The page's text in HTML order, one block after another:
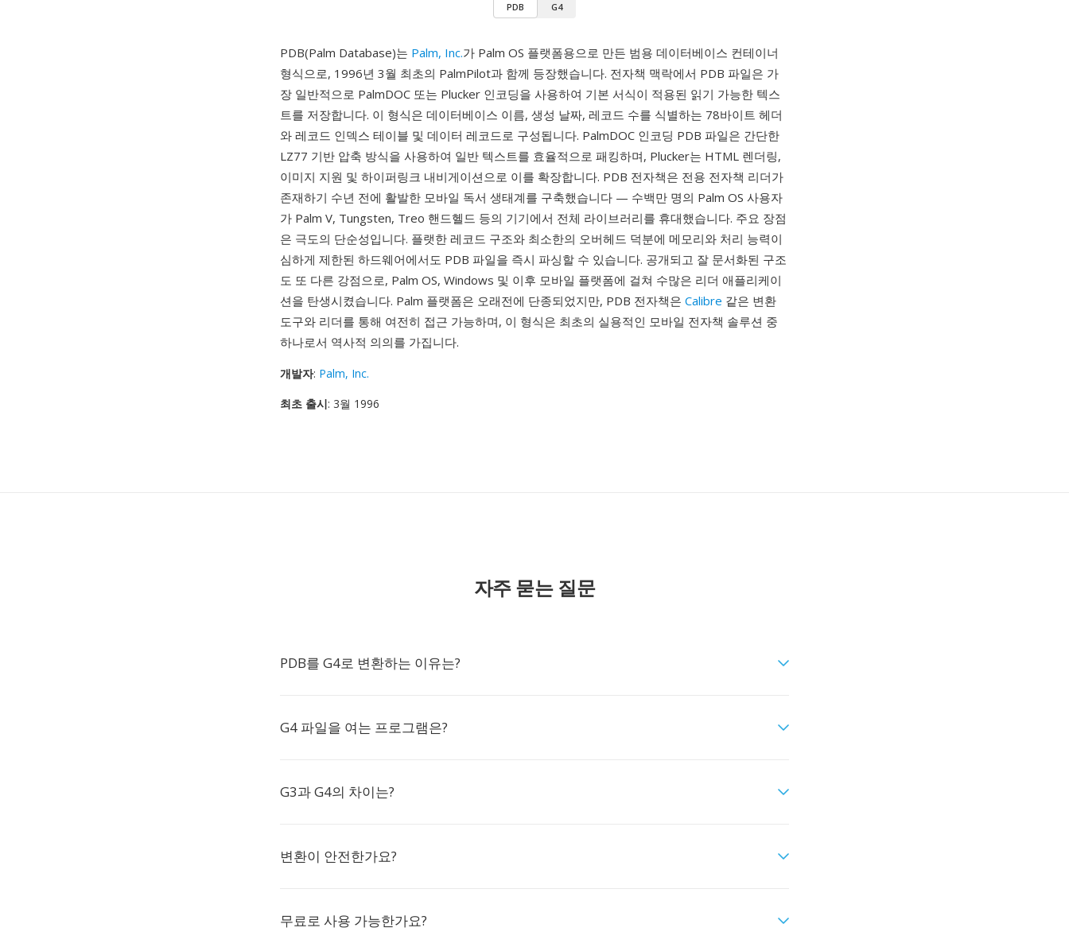
PDB G4
PDB(Palm Database)는 Palm, Inc.가 Palm OS 플랫폼용으로 만든 범용 데이터베이스 컨테이너
형식으로, 1996년 3월 최초의 PalmPilot과 함께 등장했습니다. 전자책 맥락에서 PDB 파일은 가
장 일반적으로 PalmDOC 또는 Plucker 인코딩을 사용하여 기본 서식이 적용된 읽기 가능한 텍스
트를 저장합니다. 이 형식은 데이터베이스 이름, 생성 날짜, 레코드 수를 식별하는 78바이트 헤더
와 레코드 인덱스 테이블 및 데이터 레코드로 구성됩니다. PalmDOC 인코딩 PDB 파일은 간단한
LZ77 기반 압축 방식을 사용하여 일반 텍스트를 효율적으로 패킹하며, Plucker는 HTML 렌더링,
이미지 지원 및 하이퍼링크 내비게이션으로 이를 확장합니다. PDB 전자책은 전용 전자책 리더가
존재하기 수년 전에 활발한 모바일 독서 생태계를 구축했습니다 — 수백만 명의 Palm OS 사용자
가 Palm V, Tungsten, Treo 핸드헬드 등의 기기에서 전체 라이브러리를 휴대했습니다. 주요 장점
은 극도의 단순성입니다. 플랫한 레코드 구조와 최소한의 오버헤드 덕분에 메모리와 처리 능력이
심하게 제한된 하드웨어에서도 PDB 파일을 즉시 파싱할 수 있습니다. 공개되고 잘 문서화된 구조
도 또 다른 강점으로, Palm OS, Windows 및 이후 모바일 플랫폼에 걸쳐 수많은 리더 애플리케이
션을 탄생시켰습니다. Palm 플랫폼은 오래전에 단종되었지만, PDB 전자책은 Calibre 같은 변환
도구와 리더를 통해 여전히 접근 가능하며, 이 형식은 최초의 실용적인 모바일 전자책 솔루션 중
하나로서 역사적 의의를 가집니다.
개발자: Palm, Inc.
최초 출시: 3월 1996
자주 묻는 질문
PDB를 G4로 변환하는 이유는?
G4 파일을 여는 프로그램은?
G3과 G4의 차이는?
변환이 안전한가요?
무료로 사용 가능한가요?